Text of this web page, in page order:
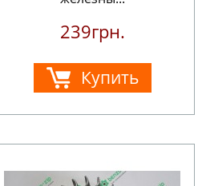
239грн.
Купить